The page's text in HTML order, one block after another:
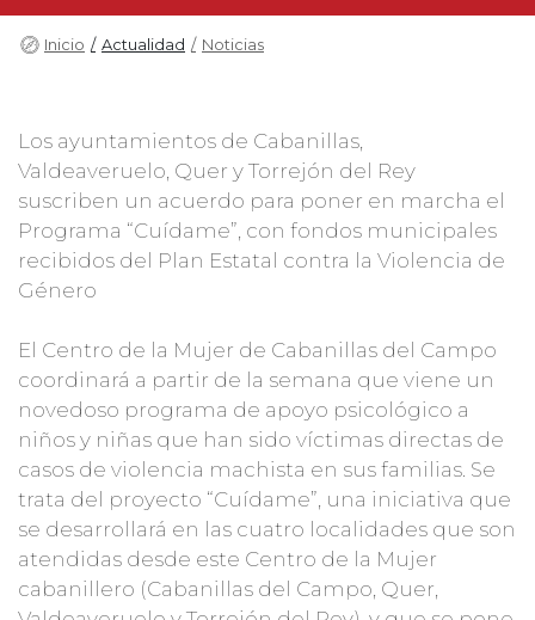
Inicio Actualidad Noticias
Los ayuntamientos de Cabanillas,
Valdeaveruelo, Quer y Torrejón del Rey
suscriben un acuerdo para poner en marcha el
Programa “Cuídame”, con fondos municipales
recibidos del Plan Estatal contra la Violencia de
Género
El Centro de la Mujer de Cabanillas del Campo
coordinará a partir de la semana que viene un
novedoso programa de apoyo psicológico a
niños y niñas que han sido víctimas directas de
casos de violencia machista en sus familias. Se
trata del proyecto “Cuídame”, una iniciativa que
se desarrollará en las cuatro localidades que son
atendidas desde este Centro de la Mujer
cabanillero (Cabanillas del Campo, Quer,